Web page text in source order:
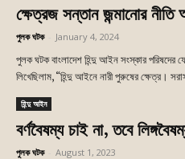
ক্ষেত্রজ সন্তান জন্মানোর নীতি
পুলক ঘটক January 4, 2024
পুলক ঘটক বাংলাদেশ হিন্দু আইন সংস্কার
লিখেছিলাম, “হিন্দু আইনে নারী পুরুষের ক্ষেত্র।
হিন্দু আইন
বর্ণবৈষম্য চাই না, তবে
পুলক ঘটক August 1, 2023